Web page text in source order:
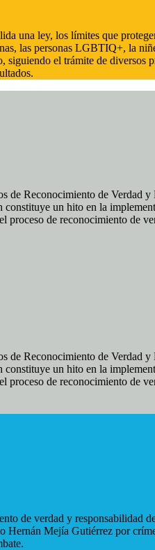
una ley, los límites que
las personas LGBTIQ+, la
siguiendo el trámite de
de Reconocimiento de
un hito en la
proceso de reconocimiento de
de Reconocimiento de
un hito en la
proceso de reconocimiento de
de verdad y
Mejía Gutiérrez por